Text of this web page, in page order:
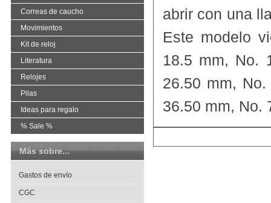
abrir con una
Este modelo
18.5 mm, No.
26.50 mm,
36.50 mm, No.
Correas de caucho
Movimientos
Kit de reloj
Literatura
Relojes
Pilas
Ideas para regalo
% Sale %
Más sobre...
Gastos de envío
CGC